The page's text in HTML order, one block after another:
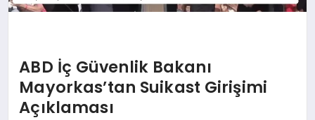
ABD İç Güvenlik Bakanı
Mayorkas’tan Suikast Girişimi
Açıklaması